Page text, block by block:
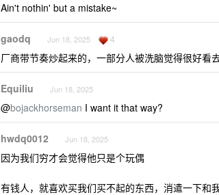
Ain't nothin' but a mistake~
gaodq Jun 18, 2025 4
厂商带节奏炒起来的，一部分人被洗脑觉得很好看
Equiliu Jun 18, 2025
@bojackhorseman I want it that way?
hwdq0012 Jun 18, 2025
因为我们穷才会觉得他只是个玩偶
有钱人，就喜欢买我们买不起的东西，消遣一下和